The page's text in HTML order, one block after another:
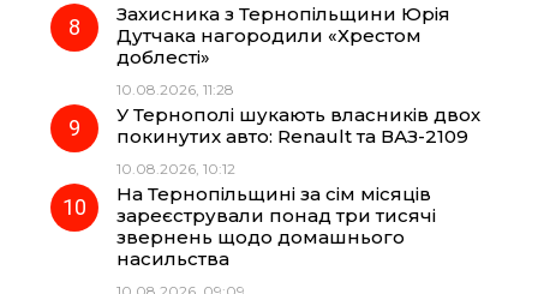
Захисника з Тернопільщини Юрія
Дутчака нагородили «Хрестом
доблесті»
10.08.2026, 11:28
У Тернополі шукають власників двох
покинутих авто: Renault та ВАЗ-2109
10.08.2026, 10:12
На Тернопільщині за сім місяців
зареєстрували понад три тисячі
звернень щодо домашнього
насильства